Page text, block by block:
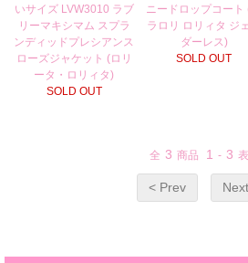
いサイズ LVW3010 ラブ
リーマキシマム スプラ
ンディッドプレシアンス
ローズジャケット (ロリ
ータ・ロリィタ)
SOLD OUT
ニードロップコート
ラロリ ロリィタ ジ
ダーレス)
SOLD OUT
全 3 商品 1 - 3
< Prev